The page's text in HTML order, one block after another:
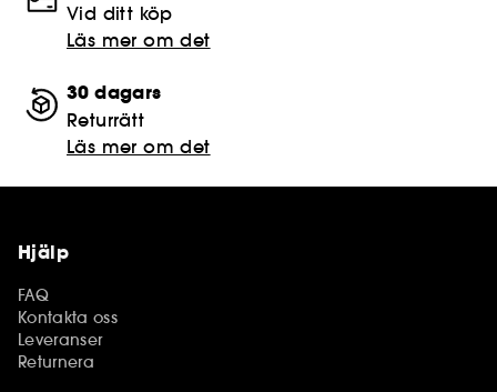
Vid ditt köp
Läs mer om det
30 dagars
Returrätt
Läs mer om det
Hjälp
FAQ
Kontakta oss
Leveranser
Returnera